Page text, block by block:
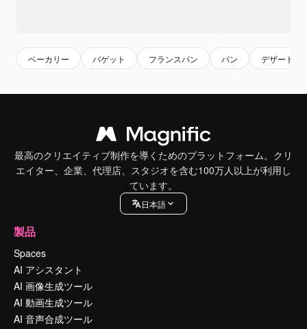
ベーカリー バゲット フランスパン パン デザート
最高のクリエイティブ制作を導くためのプラットフォーム。クリ
エイター、企業、代理店、スタジオを含む100万人以上が利用し
ています。
日本語
製品
Spaces
AI アシスタント
AI 画像生成ツール
AI 動画生成ツール
AI 音声合成ツール